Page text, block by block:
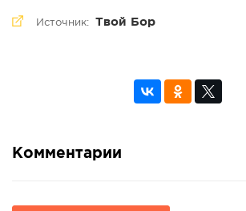
Источник: Твой Бор
Комментарии